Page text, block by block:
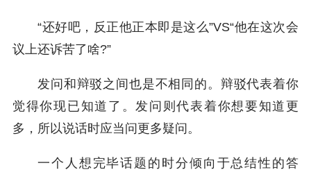
“还好吧，反正他正本即是这么”VS“他在这次会
议上还诉苦了啥?”
发问和辩驳之间也是不相同的。辩驳代表着你
觉得你现已知道了。发问则代表着你想要知道更
多，所以说话时应当问更多疑问。
一个人想完毕话题的时分倾向于总结性的答